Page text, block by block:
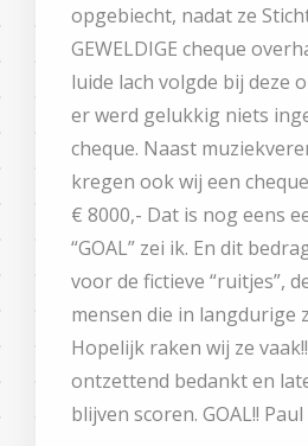
opgebiecht, nadat ze
GEWELDIGE cheque
luide lach volgde bij deze
er werd gelukkig niets
cheque. Naast
kregen ook wij een
€ 8000,- Dat is nog eens
“GOAL” zei ik. En dit
voor de fictieve “ruitjes”,
mensen die in langdurige
Hopelijk raken wij ze
ontzettend bedankt en
blijven scoren. GOAL!! Paul